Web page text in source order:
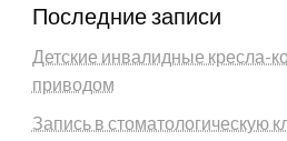
Последние записи
Детские инвалидные кресла-
приводом
Запись в стоматологическую